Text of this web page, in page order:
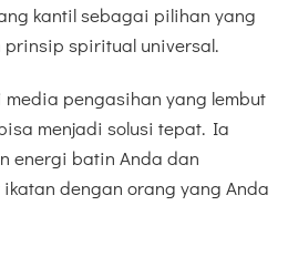
kantil sebagai pilihan yang
spiritual universal.
pengasihan yang lembut
menjadi solusi tepat. Ia
energi batin Anda dan
dengan orang yang Anda